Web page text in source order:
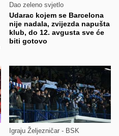
Dao zeleno svjetlo
Udarac kojem se Barcelona
nije nadala, zvijezda napušta
klub, do 12. avgusta sve će
biti gotovo
Igraju Željezničar - BSK